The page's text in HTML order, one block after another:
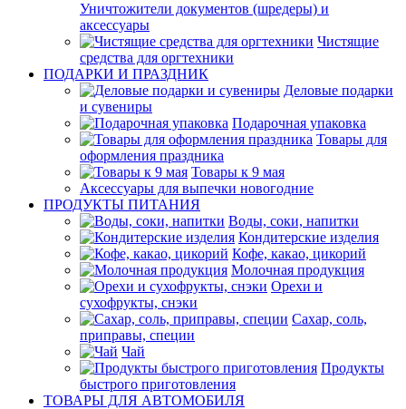
Уничтожители документов (шредеры) и
аксессуары
Чистящие
средства для оргтехники
ПОДАРКИ И ПРАЗДНИК
Деловые подарки
и сувениры
Подарочная упаковка
Товары для
оформления праздника
Товары к 9 мая
Аксессуары для выпечки новогодние
ПРОДУКТЫ ПИТАНИЯ
Воды, соки, напитки
Кондитерские изделия
Кофе, какао, цикорий
Молочная продукция
Орехи и
сухофрукты, снэки
Сахар, соль,
приправы, специи
Чай
Продукты
быстрого приготовления
ТОВАРЫ ДЛЯ АВТОМОБИЛЯ